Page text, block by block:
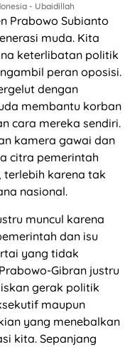
- Ubaidillah
Prabowo Subianto
muda. Kita
keterlibatan politik
peran oposisi.
dengan
membantu korban
cara mereka sendiri.
kamera gawai dan
citra pemerintah
terlebih karena tak
nasional.
muncul karena
dan isu
yang tidak
Gibran justru
gerak politik
maupun
yang menebalkan
kita. Sepanjang